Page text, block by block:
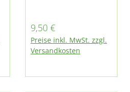
M25
Regulärer Preis:
9,50 €
Preise inkl. MwSt. zzgl.
Versandkosten